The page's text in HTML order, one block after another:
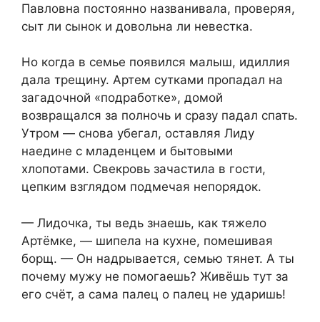
Павловна постоянно названивала, проверяя,
сыт ли сынок и довольна ли невестка.
Но когда в семье появился малыш, идиллия
дала трещину. Артем сутками пропадал на
загадочной «подработке», домой
возвращался за полночь и сразу падал спать.
Утром — снова убегал, оставляя Лиду
наедине с младенцем и бытовыми
хлопотами. Свекровь зачастила в гости,
цепким взглядом подмечая непорядок.
— Лидочка, ты ведь знаешь, как тяжело
Артёмке, — шипела на кухне, помешивая
борщ. — Он надрывается, семью тянет. А ты
почему мужу не помогаешь? Живёшь тут за
его счёт, а сама палец о палец не ударишь!